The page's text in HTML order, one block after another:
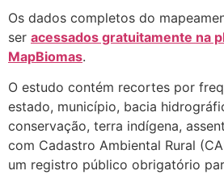
Os dados completos do
ser acessados gratuitamente na
MapBiomas.
O estudo contém recortes por
estado, município, bacia
conservação, terra indígena,
com Cadastro Ambiental Rural
um registro público obrigatório